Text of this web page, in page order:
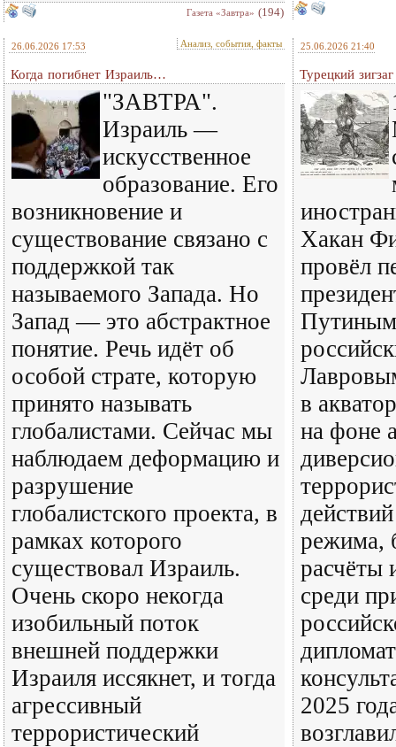
Газета «Завтра» (194)
26.06.2026 17:53 Анализ, события, факты
Когда погибнет Израиль…
"ЗАВТРА".
Израиль —
искусственное
образование. Его
возникновение и
существование связано с
поддержкой так
называемого Запада. Но
Запад — это абстрактное
понятие. Речь идёт об
особой страте, которую
принято называть
глобалистами. Сейчас мы
наблюдаем деформацию и
разрушение
глобалистского проекта, в
рамках которого
существовал Израиль.
Очень скоро некогда
изобильный поток
внешней поддержки
Израиля иссякнет, и тогда
агрессивный
террористический
25.06.2026 21:40
Турецкий зигзаг
Хакан
провёл
в
на фоне
режима,
среди
2025